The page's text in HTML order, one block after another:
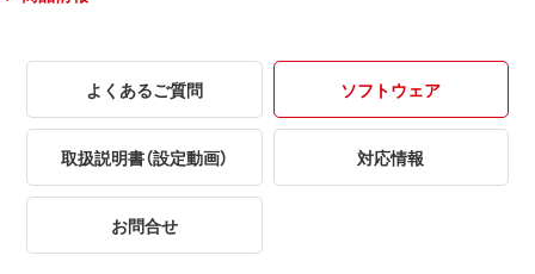
よくあるご質問 ソフトウェア
取扱説明書（設定動画） 対応情報
お問合せ